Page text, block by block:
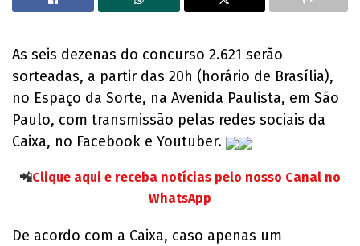
As seis dezenas do concurso 2.621 serão
sorteadas, a partir das 20h (horário de Brasília),
no Espaço da Sorte, na Avenida Paulista, em São
Paulo, com transmissão pelas redes sociais da
Caixa, no Facebook e Youtuber.
📲Clique aqui e receba notícias pelo nosso Canal no
WhatsApp
De acordo com a Caixa, caso apenas um